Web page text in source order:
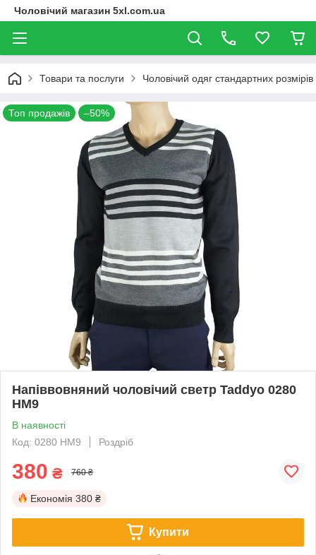
Чоловічий магазин 5xl.com.ua
Товари та послуги Чоловічий одяг стандартних розмірів
Топ продажів –50%
Напіввовняний чоловічий светр Taddyo 0280
НМ9
В наявності
Код: 0280 НМ9
Роздріб
380 ₴ 760 ₴
Економія 380 ₴
Купити